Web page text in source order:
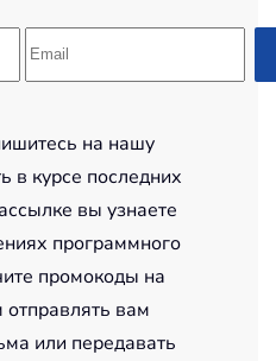
на нашу
в курсе последних
вы узнаете
программного
промокоды на
вам
или передавать